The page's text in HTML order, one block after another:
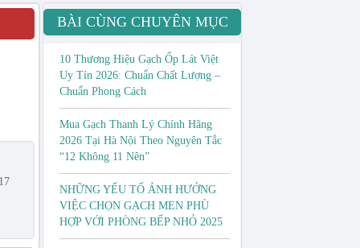
BÀI CÙNG CHUYÊN MỤC
10 Thương Hiệu Gạch Ốp Lát Việt
Uy Tín 2026: Chuẩn Chất Lượng –
Chuẩn Phong Cách
Mua Gạch Thanh Lý Chính Hãng
2026 Tại Hà Nội Theo Nguyên Tắc
“12 Không 11 Nên”
NHỮNG YẾU TỐ ẢNH HƯỞNG
VIỆC CHỌN GẠCH MEN PHÙ
HỢP VỚI PHÒNG BẾP NHỎ 2025